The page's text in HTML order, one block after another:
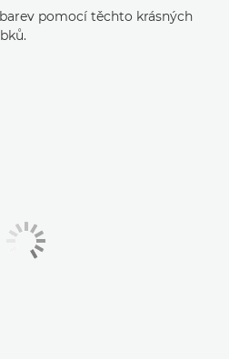
pomocí těchto krásných